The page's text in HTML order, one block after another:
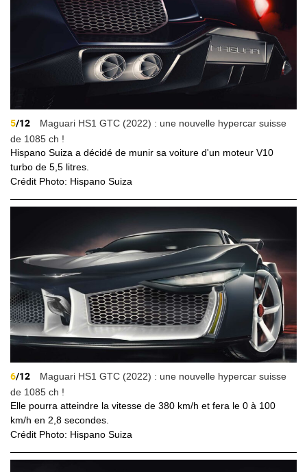
5/12
Maguari HS1 GTC (2022) : une nouvelle hypercar suisse
de 1085 ch !
Hispano Suiza a décidé de munir sa voiture d'un moteur V10
turbo de 5,5 litres.
Crédit Photo: Hispano Suiza
6/12
Maguari HS1 GTC (2022) : une nouvelle hypercar suisse
de 1085 ch !
Elle pourra atteindre la vitesse de 380 km/h et fera le 0 à 100
km/h en 2,8 secondes.
Crédit Photo: Hispano Suiza